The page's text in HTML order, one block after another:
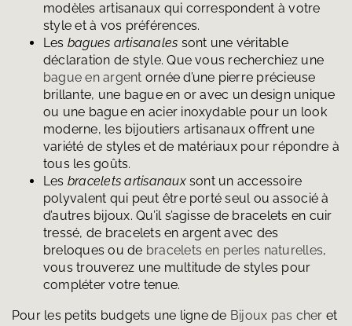
modèles artisanaux qui correspondent à votre
style et à vos préférences.
Les bagues artisanales sont une véritable
déclaration de style. Que vous recherchiez une
bague en argent ornée d’une pierre précieuse
brillante, une bague en or avec un design unique
ou une bague en acier inoxydable pour un look
moderne, les bijoutiers artisanaux offrent une
variété de styles et de matériaux pour répondre à
tous les goûts.
Les bracelets artisanauxsont un accessoire
polyvalent qui peut être porté seul ou associé à
d’autres bijoux. Qu’il s’agisse de bracelets en cuir
tressé, de bracelets en argent avec des
breloques ou de bracelets en perles naturelles,
vous trouverez une multitude de styles pour
compléter votre tenue.
Pour les petits budgets une ligne de Bijoux pas cher et